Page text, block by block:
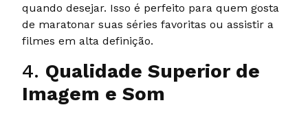
quando desejar. Isso é perfeito para quem gosta
de maratonar suas séries favoritas ou assistir a
filmes em alta definição.
4. Qualidade Superior de
Imagem e Som